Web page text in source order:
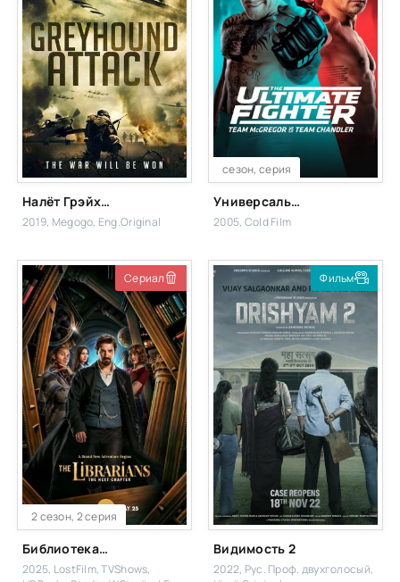
Налёт Грэйхаундов
2019, Megogo, Eng.Original
сезон, серия
Универсальный боец
2005, Cold Film
Сериал
2 сезон, 2 серия
Библиотекари: Следующая глава
2025, LostFilm, TVShows,
Фильм
Видимость 2
2022, Рус. Проф. двухголосый,